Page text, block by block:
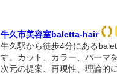
牛久市美容室baletta-hair
牛久駅から徒歩4分にある
す。カット、カラー、パーマ
次元の提案、再現性、理論的